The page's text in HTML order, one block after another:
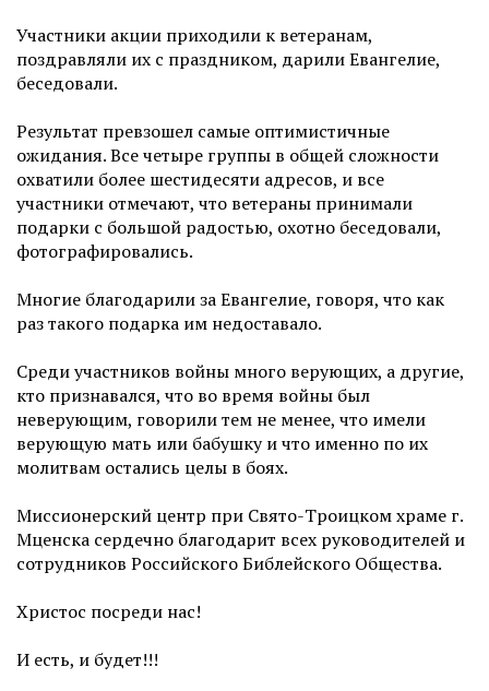
Участники акции приходили к ветеранам,
поздравляли их с праздником, дарили Евангелие,
беседовали.
Результат превзошел самые оптимистичные
ожидания. Все четыре группы в общей сложности
охватили более шестидесяти адресов, и все
участники отмечают, что ветераны принимали
подарки с большой радостью, охотно беседовали,
фотографировались.
Многие благодарили за Евангелие, говоря, что как
раз такого подарка им недоставало.
Среди участников войны много верующих, а другие,
кто признавался, что во время войны был
неверующим, говорили тем не менее, что имели
верующую мать или бабушку и что именно по их
молитвам остались целы в боях.
Миссионерский центр при Свято-Троицком храме г.
Мценска сердечно благодарит всех руководителей и
сотрудников Российского Библейского Общества.
Христос посреди нас!
И есть, и будет!!!